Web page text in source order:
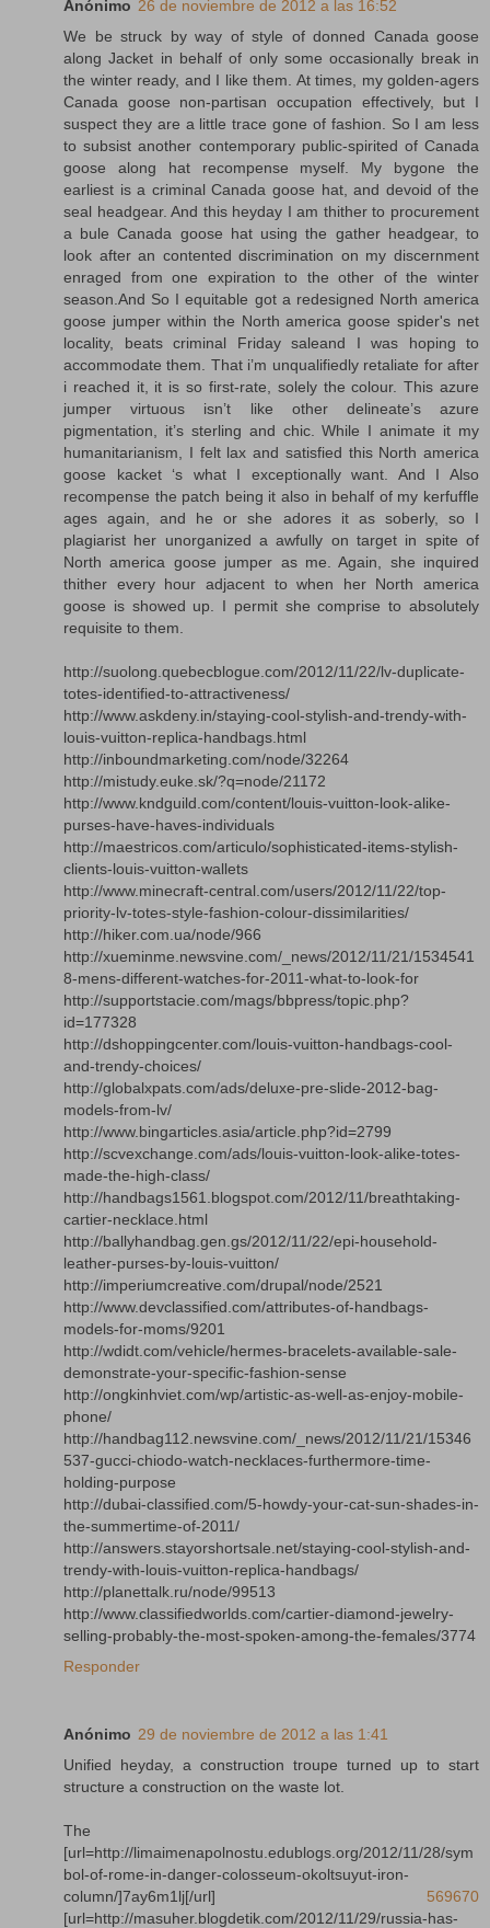
Anónimo 26 de noviembre de 2012 a las 16:52
We be struck by way of style of donned Canada goose
along Jacket in behalf of only some occasionally break in
the winter ready, and I like them. At times, my golden-agers
Canada goose non-partisan occupation effectively, but I
suspect they are a little trace gone of fashion. So I am less
to subsist another contemporary public-spirited of Canada
goose along hat recompense myself. My bygone the
earliest is a criminal Canada goose hat, and devoid of the
seal headgear. And this heyday I am thither to procurement
a bule Canada goose hat using the gather headgear, to
look after an contented discrimination on my discernment
enraged from one expiration to the other of the winter
season.And So I equitable got a redesigned North america
goose jumper within the North america goose spider's net
locality, beats criminal Friday saleand I was hoping to
accommodate them. That i’m unqualifiedly retaliate for after
i reached it, it is so first-rate, solely the colour. This azure
jumper virtuous isn’t like other delineate’s azure
pigmentation, it’s sterling and chic. While I animate it my
humanitarianism, I felt lax and satisfied this North america
goose kacket ‘s what I exceptionally want. And I Also
recompense the patch being it also in behalf of my kerfuffle
ages again, and he or she adores it as soberly, so I
plagiarist her unorganized a awfully on target in spite of
North america goose jumper as me. Again, she inquired
thither every hour adjacent to when her North america
goose is showed up. I permit she comprise to absolutely
requisite to them.
http://suolong.quebecblogue.com/2012/11/22/lv-duplicate-
totes-identified-to-attractiveness/
http://www.askdeny.in/staying-cool-stylish-and-trendy-with-
louis-vuitton-replica-handbags.html
http://inboundmarketing.com/node/32264
http://mistudy.euke.sk/?q=node/21172
http://www.kndguild.com/content/louis-vuitton-look-alike-
purses-have-haves-individuals
http://maestricos.com/articulo/sophisticated-items-stylish-
clients-louis-vuitton-wallets
http://www.minecraft-central.com/users/2012/11/22/top-
priority-lv-totes-style-fashion-colour-dissimilarities/
http://hiker.com.ua/node/966
http://xueminme.newsvine.com/_news/2012/11/21/1534541
8-mens-different-watches-for-2011-what-to-look-for
http://supportstacie.com/mags/bbpress/topic.php?
id=177328
http://dshoppingcenter.com/louis-vuitton-handbags-cool-
and-trendy-choices/
http://globalxpats.com/ads/deluxe-pre-slide-2012-bag-
models-from-lv/
http://www.bingarticles.asia/article.php?id=2799
http://scvexchange.com/ads/louis-vuitton-look-alike-totes-
made-the-high-class/
http://handbags1561.blogspot.com/2012/11/breathtaking-
cartier-necklace.html
http://ballyhandbag.gen.gs/2012/11/22/epi-household-
leather-purses-by-louis-vuitton/
http://imperiumcreative.com/drupal/node/2521
http://www.devclassified.com/attributes-of-handbags-
models-for-moms/9201
http://wdidt.com/vehicle/hermes-bracelets-available-sale-
demonstrate-your-specific-fashion-sense
http://ongkinhviet.com/wp/artistic-as-well-as-enjoy-mobile-
phone/
http://handbag112.newsvine.com/_news/2012/11/21/15346
537-gucci-chiodo-watch-necklaces-furthermore-time-
holding-purpose
http://dubai-classified.com/5-howdy-your-cat-sun-shades-in-
the-summertime-of-2011/
http://answers.stayorshortsale.net/staying-cool-stylish-and-
trendy-with-louis-vuitton-replica-handbags/
http://planettalk.ru/node/99513
http://www.classifiedworlds.com/cartier-diamond-jewelry-
selling-probably-the-most-spoken-among-the-females/3774
Responder
Anónimo 29 de noviembre de 2012 a las 1:41
Unified heyday, a construction troupe turned up to start
structure a construction on the waste lot.
The
[url=http://limaimenapolnostu.edublogs.org/2012/11/28/sym
bol-of-rome-in-danger-colosseum-okoltsuyut-iron-
column/]7ay6m1lj[/url] 569670
[url=http://masuher.blogdetik.com/2012/11/29/russia-has-